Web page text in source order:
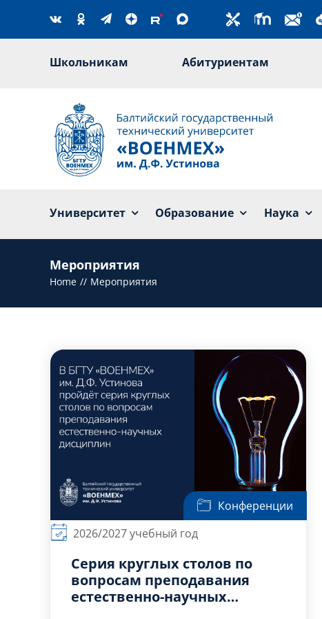
content
Школьникам Абитуриентам
Университет Образование Наука
Мероприятия
Home Мероприятия
Конференции
2026/2027 учебный год
Серия круглых столов по
вопросам преподавания
естественно-научных